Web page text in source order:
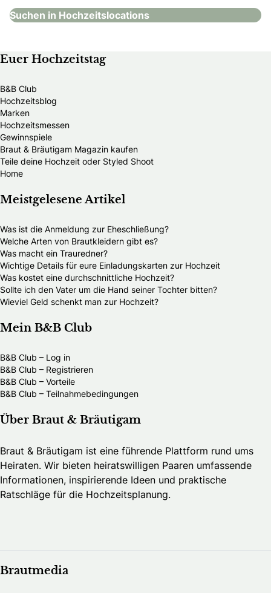
Suchen in Hochzeitslocations
Euer Hochzeitstag
B&B Club
Hochzeitsblog
Marken
Hochzeitsmessen
Gewinnspiele
Braut & Bräutigam Magazin kaufen
Teile deine Hochzeit oder Styled Shoot
Home
Meistgelesene Artikel
Was ist die Anmeldung zur Eheschließung?
Welche Arten von Brautkleidern gibt es?
Was macht ein Trauredner?
Wichtige Details für eure Einladungskarten zur Hochzeit
Was kostet eine durchschnittliche Hochzeit?
Sollte ich den Vater um die Hand seiner Tochter bitten?
Wieviel Geld schenkt man zur Hochzeit?
Mein B&B Club
B&B Club – Log in
B&B Club – Registrieren
B&B Club – Vorteile
B&B Club – Teilnahmebedingungen
Über Braut & Bräutigam
Braut & Bräutigam ist eine führende Plattform rund ums
Heiraten. Wir bieten heiratswilligen Paaren umfassende
Informationen, inspirierende Ideen und praktische
Ratschläge für die Hochzeitsplanung.
Brautmedia